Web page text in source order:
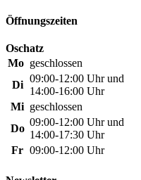
Öffnungszeiten
Oschatz
Mo geschlossen
Di
09:00-12:00 Uhr und
14:00-16:00 Uhr
Mi geschlossen
Do
09:00-12:00 Uhr und
14:00-17:30 Uhr
Fr 09:00-12:00 Uhr